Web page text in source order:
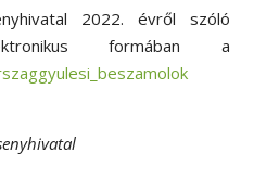
2022. évről szóló
formában a